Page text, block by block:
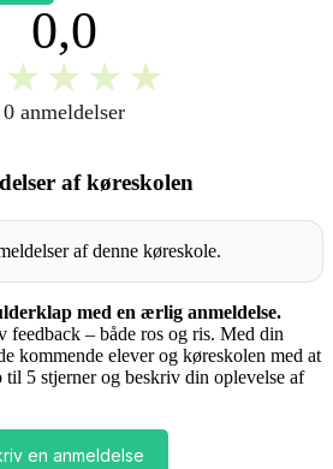
0,0
★ ★ ★ ★
0 anmeldelser
af køreskolen
af denne køreskole.
med en ærlig anmeldelse.
– både ros og ris. Med din
kommende elever og køreskolen med at
5 stjerner og beskriv din oplevelse af
en anmeldelse